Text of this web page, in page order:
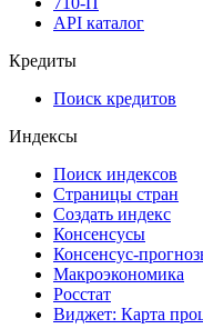
API
API and Data Feed
API каталог
Кредиты
Поиск кредитов
Индексы
Поиск индексов
Страницы стран
Создать индекс
Консенсусы